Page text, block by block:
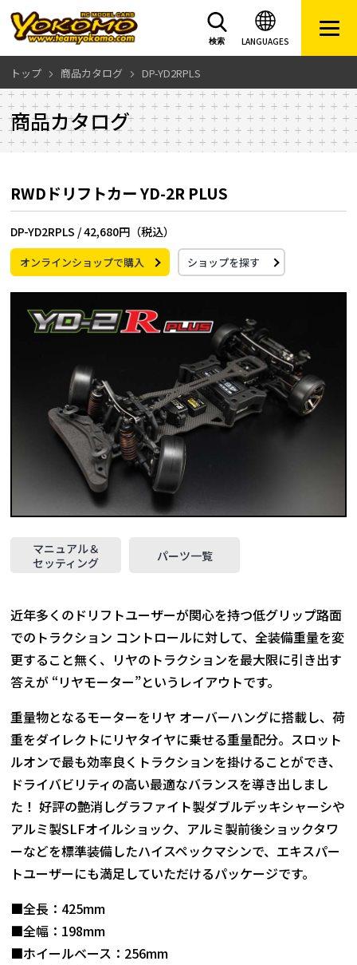
LANGUAGES
検索
トップ 商品カタログ DP-YD2RPLS
商品カタログ
RWDドリフトカー YD-2R PLUS
DP-YD2RPLS /42,680円（税込）
オンラインショップで購入 ショップを探す
マニュアル＆
セッティング
パーツ一覧
近年多くのドリフトユーザーが関心を持つ低グリップ路面
でのトラクション コントロールに対して、全装備重量を変
更すること無く、リヤのトラクションを最大限に引き出す
答えが “リヤモーター”というレイアウトです。
重量物となるモーターをリヤ オーバーハングに搭載し、荷
重をダイレクトにリヤタイヤに乗せる重量配分。スロット
ルオンで最も効率良くトラクションを掛けることができ、
ドライバビリティの高い最適なバランスを導き出しまし
た！ 好評の艶消しグラファイト製ダブルデッキシャーシや
アルミ製SLFオイルショック、アルミ製前後ショックタワ
ーなどを標準装備したハイスペックマシンで、エキスパー
トユーザーにも満足していただけるパッケージです。
■全長：425mm
■全幅：198mm
■ホイールベース：256mm